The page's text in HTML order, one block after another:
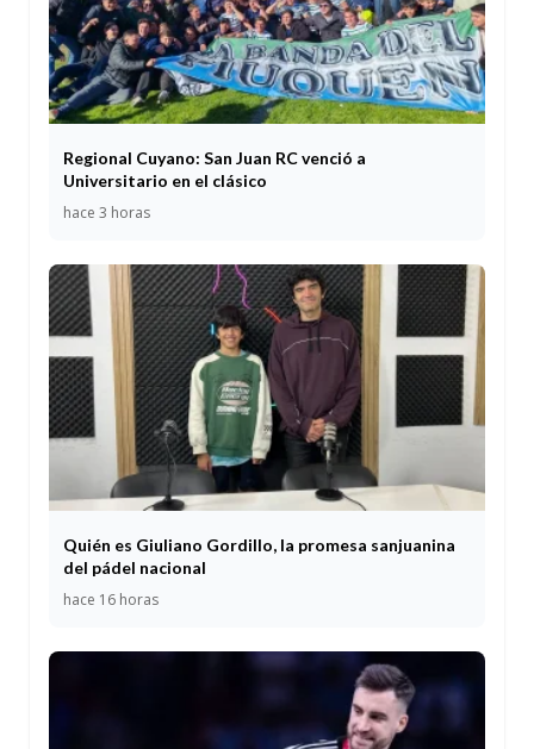
Regional Cuyano: San Juan RC venció a
Universitario en el clásico
hace 3 horas
Quién es Giuliano Gordillo, la promesa sanjuanina
del pádel nacional
hace 16 horas